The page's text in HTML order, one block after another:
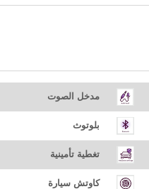
مدخل الصوت
بلوتوث
تغطية تأمينية
كاوتش سيارة